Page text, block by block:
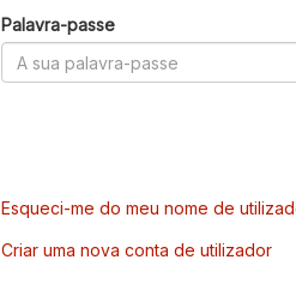
Palavra-passe
Esqueci-me do meu nome de
Criar uma nova conta de utilizador